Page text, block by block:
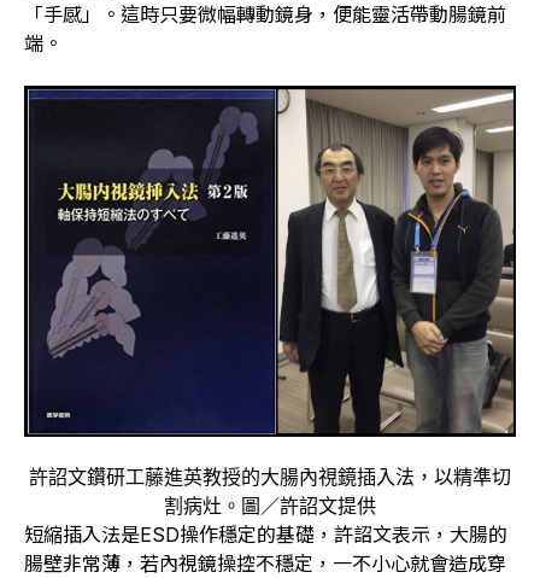
「手感」。這時只要微幅轉動鏡身，便能靈活帶動腸鏡前
端。
許詔文鑽研工藤進英教授的大腸內視鏡插入法，以精準切
割病灶。圖／許詔文提供
短縮插入法是ESD操作穩定的基礎，許詔文表示，大腸的
腸壁非常薄，若內視鏡操控不穩定，一不小心就會造成穿